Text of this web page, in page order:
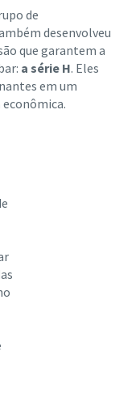
– tudo o que
de
desenvolveu
que garantem a
a série H. Eles
em um